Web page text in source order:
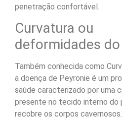
penetração confortável.
Curvatura ou
deformidades
Também conhecida como
a doença de Peyronie é um
saúde caracterizado por uma
presente no tecido interno do
recobre os corpos cavernosos.